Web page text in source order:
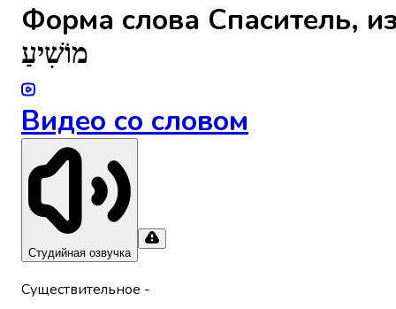
Форма слова Спаситель,
מוֹשִׁיעַ
Видео со словом
Студийная озвучка
Существительное -